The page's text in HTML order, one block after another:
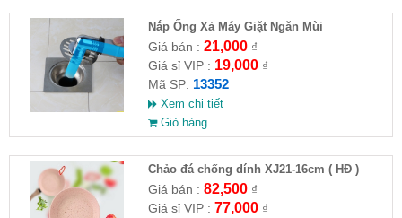
Nắp Ống Xả Máy Giặt Ngăn Mùi
Giá bán : 21,000₫
Giá sỉ VIP : 19,000₫
Mã SP: 13352
Xem chi tiết
Giỏ hàng
Chảo đá chống dính XJ21-16cm ( HĐ )
Giá bán : 82,500₫
Giá sỉ VIP : 77,000₫